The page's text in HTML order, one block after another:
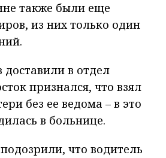
также были еще
из них только один
доставили в отдел
признался, что взял
без ее ведома – в это
в больнице.
что водитель